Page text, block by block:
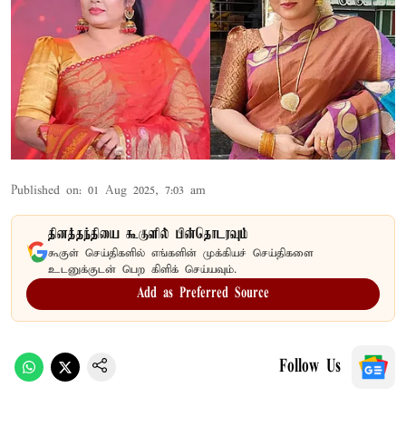
Published on: 01 Aug 2025, 7:03 am
தினத்தந்தியை கூகுளில் பின்தொடரவும்
கூகுள் செய்திகளில் எங்களின் முக்கியச் செய்திகளை
உடனுக்குடன் பெற கிளிக் செய்யவும்.
Add as Preferred Source
Follow Us